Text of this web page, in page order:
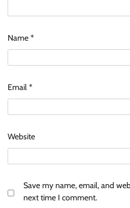
Name *
Email *
Website
Save my name, email, and
next time I comment.